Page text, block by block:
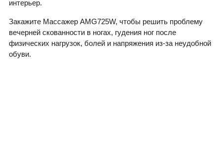
интерьер.
Закажите Массажер AMG725W, чтобы решить проблему
вечерней скованности в ногах, гудения ног после
физических нагрузок, болей и напряжения из-за неудобной
обуви.